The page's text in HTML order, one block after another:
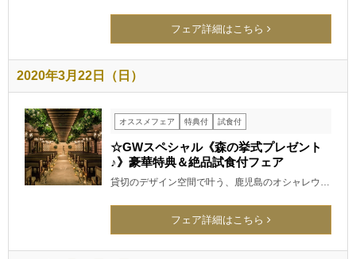
フェア詳細はこちら
2020年3月22日（日）
オススメフェア 特典付 試食付
☆GWスペシャル《森の挙式プレゼント
♪》豪華特典＆絶品試食付フェア
貸切のデザイン空間で叶う、鹿児島のオシャレウ…
フェア詳細はこちら